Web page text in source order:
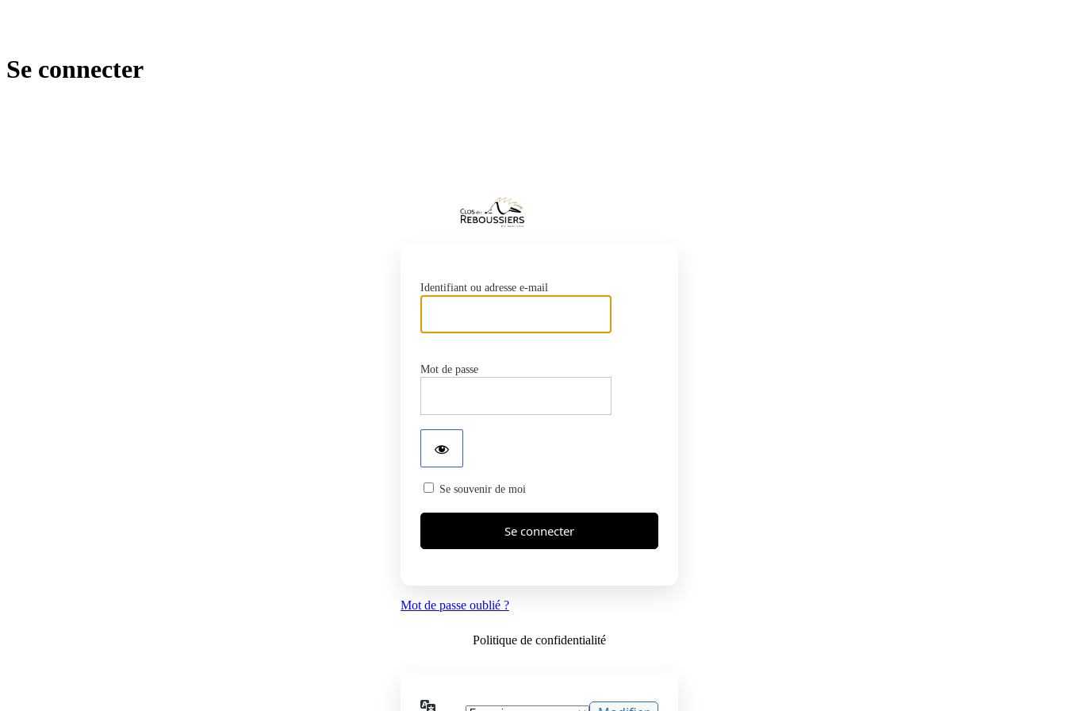
Se connecter
Identifiant ou adresse e-mail
Mot de passe
Se souvenir de moi
Mot de passe oublié ?
Politique de confidentialité